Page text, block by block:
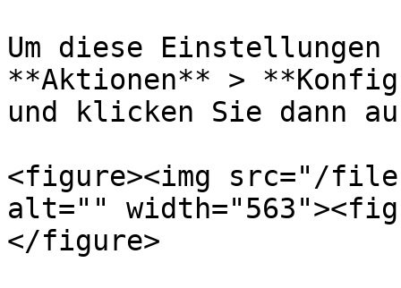
Um diese
**Aktionen** >
und klicken Sie dann
<figure><img src="/files/
alt=""
</figure>